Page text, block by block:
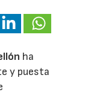
ha
y puesta